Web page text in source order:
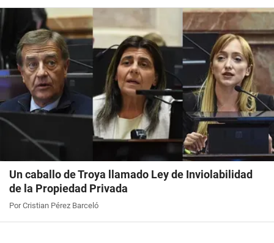
Un caballo de Troya llamado Ley de Inviolabilidad
de la Propiedad Privada
Por Cristian Pérez Barceló